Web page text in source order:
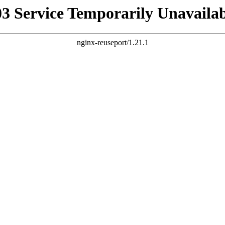
Service Temporarily
nginx-reuseport/1.21.1